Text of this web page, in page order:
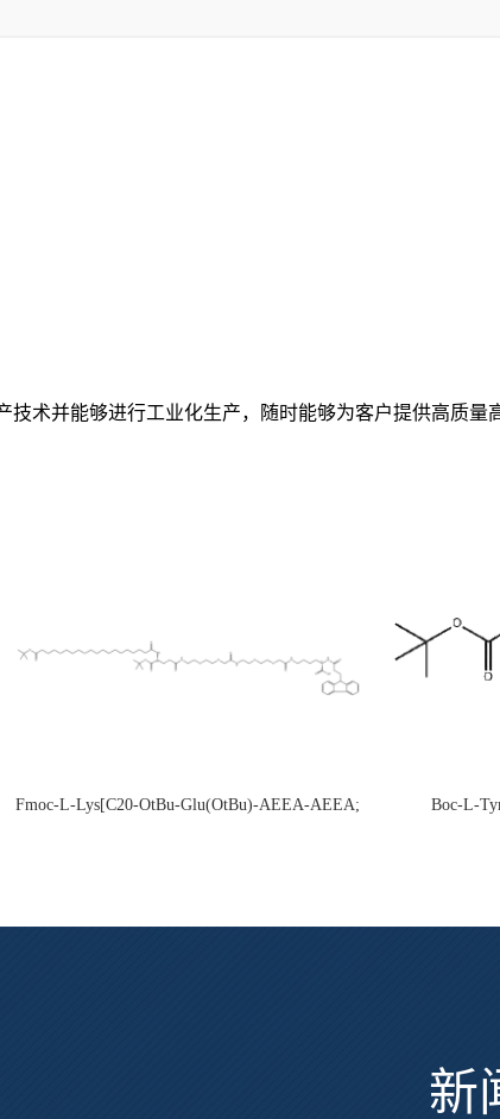
术并能够进行工业化生产，随时能够为客户提供高质量
Fmoc-L-Lys[C20-OtBu-Glu(OtBu)-AEEA-AEEA;
Boc-L-
新